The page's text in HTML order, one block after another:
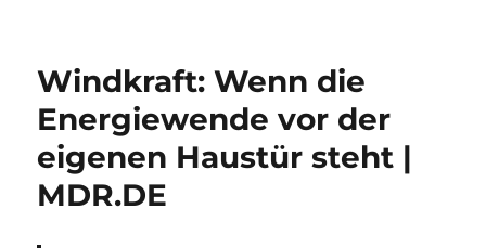
Windkraft: Wenn die
Energiewende vor der
eigenen Haustür steht |
MDR.DE